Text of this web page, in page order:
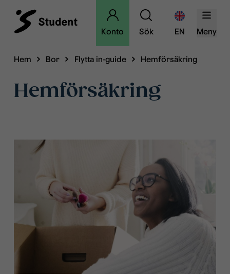
Konto Sök EN Meny
Hem Bor Flytta in-guide Hemförsäkring
Hemförsäkring